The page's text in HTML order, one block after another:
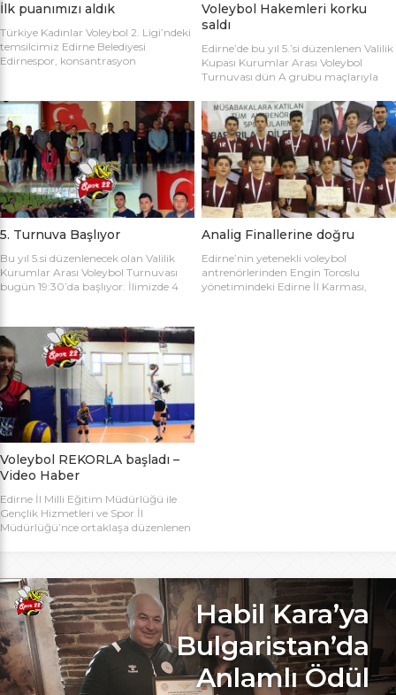
İlk puanımızı aldık
Türkiye Kadınlar Voleybol 2. Ligi’ndeki
temsilcimiz Edirne Belediyesi
Edirnespor, konsantrasyon
Kadınlar Voleybol 2. Ligi’ne devam
edilirken Edirnespor Kadın Voleybol
Takımı Mimar Sinan Spor Salonu’nda
kendi seyircisi önünde ilk maçına çıktı.
İlk maçında deplasmanda Bursa
Nilüfer Belediyesi’ne 3-0 mağlup
olmuştu. İkinci maçında konuk ettiği
Biga […]
Voleybol Hakemleri korku
saldı
Edirne’de bu yıl 5.’si düzenlenen Valilik
Kupası Kurumlar Arası Voleybol
Turnuvası dün A grubu maçlarıyla
ile Ecacılar Odası karşı karşıya geldi.
Maçı üçyüzden fazla voleybol sever
izledi. Takımlar sahaya şu kadrolarla
çıktılar: Voleybol Hakemleri: Oğulcan
Kuru, Öyküm Akıncı, Ecem Göçmen,
Özge Göktaş, Rabia Acun, Gökay
Karatop, Semih Sormaz, Coşkun
Özsoy […]
5. Turnuva Başlıyor
Bu yıl 5.si düzenlenecek olan Valilik
Kurumlar Arası Voleybol Turnuvası
bugün 19:30’da başlıyor. İlimizde 4
bugün başlıyor. Toplamda 14 takımın
katılımıyla düzenlenen 5. Valilik
Voleybol Turnuvasının teknik
toplantısı ve kura çekimi Aliço
Pehlivan Sporcu Eğitim Merkezi
Toplantı Salonu’nda yapıldı.
Toplantıya Voleybol hakemi ve
antrenörü Engin Toroslu, Ayhan […]
Analig Finallerine doğru
Edirne’nin yetenekli voleybol
antrenörlerinden Engin Toroslu
yönetimindeki Edirne İl Karması,
Voleybol REKORLA başladı –
Video Haber
Edirne İl Milli Eğitim Müdürlüğü ile
Gençlik Hizmetleri ve Spor İl
Müdürlüğü’nce ortaklaşa düzenlenen
rekoru kırıldı. REKOR KATILIMA
REKORLU AÇILIŞ Edirne Okullar
Arası Genç Kızlar A Kategorisi
Voleybol İl Şampiyonluğu maçlarına
bu yıl 8 grupta toplam […]
Habil Kara’ya
Bulgaristan’da
Anlamlı Ödül